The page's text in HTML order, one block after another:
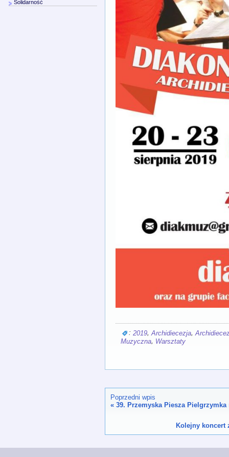
: 2019 Archidiecezja
Muzyczna Warsztaty
Poprzedni wpis
« 39. Przemyska Piesza Pielgrzymka
Kolejny koncert
Solidarność